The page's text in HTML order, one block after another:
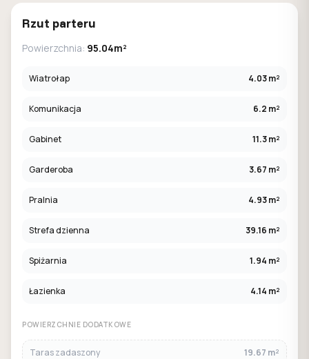
Rzut parteru
Powierzchnia: 95.04m²
Wiatrołap 4.03 m²
Komunikacja 6.2 m²
Gabinet 11.3 m²
Garderoba 3.67 m²
Pralnia 4.93 m²
Strefa dzienna 39.16 m²
Spiżarnia 1.94 m²
Łazienka 4.14 m²
POWIERZCHNIE DODATKOWE
Taras zadaszony 19.67 m²